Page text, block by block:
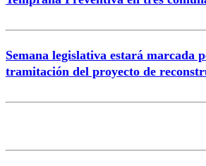
Semana legislativa estará marcada
tramitación del proyecto de